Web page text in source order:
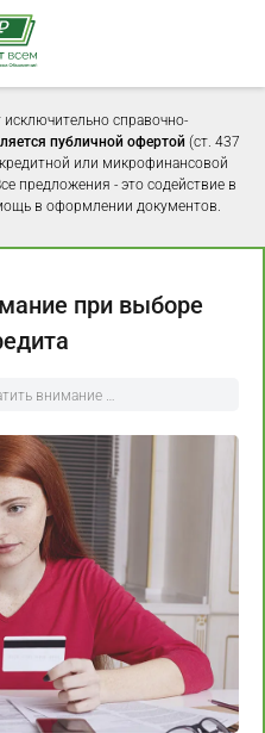
справочно-
публичной офертой (ст. 437
или микрофинансовой
предложения - это содействие в
в оформлении документов.
при выборе
внимание …